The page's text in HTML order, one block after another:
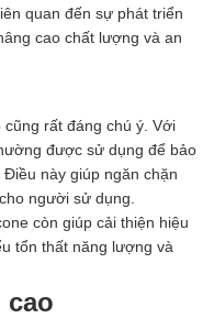
quan đến sự phát triển
cao chất lượng và an
cũng rất đáng chú ý. Với
được sử dụng để bảo
này giúp ngăn chặn
người sử dụng.
còn giúp cải thiện hiệu
tổn thất năng lượng và
cao